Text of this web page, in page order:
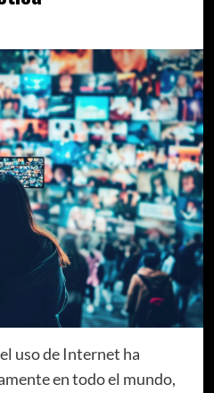
uso de Internet ha
en todo el mundo,